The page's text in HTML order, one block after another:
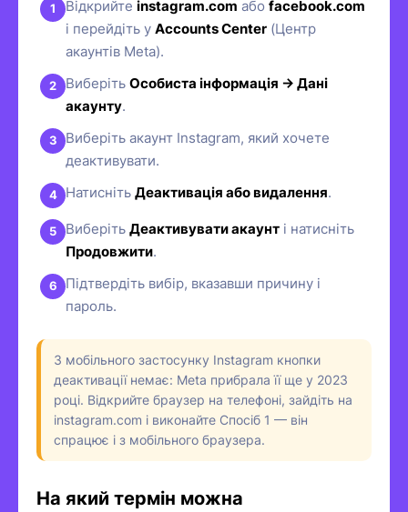
Відкрийте instagram.com або facebook.com
і перейдіть у Accounts Center (Центр
акаунтів Meta).
Виберіть Особиста інформація → Дані
акаунту.
Виберіть акаунт Instagram, який хочете
деактивувати.
Натисніть Деактивація або видалення.
Виберіть Деактивувати акаунт і натисніть
Продовжити.
Підтвердіть вибір, вказавши причину і
пароль.
З мобільного застосунку Instagram кнопки
деактивації немає: Meta прибрала її ще у 2023
році. Відкрийте браузер на телефоні, зайдіть на
instagram.com і виконайте Спосіб 1 — він
спрацює і з мобільного браузера.
На який термін можна